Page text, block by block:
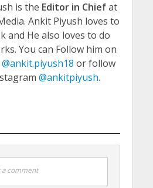
is the Editor in Chiefat
Ankit Piyush loves to
and He also loves to do
You can Follow him on
@ankit.piyush18 or follow
@ankitpiyush.
a comment